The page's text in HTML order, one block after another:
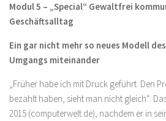
Modul 5 – „Special“ Gewaltfrei
Geschäftsalltag
Ein gar nicht mehr so neues Modell
Umgangs miteinander
„Früher habe ich mit Druck geführt. Den
bezahlt haben, sieht man nicht gleich“.
2015 (computerwelt.de), nachdem er in